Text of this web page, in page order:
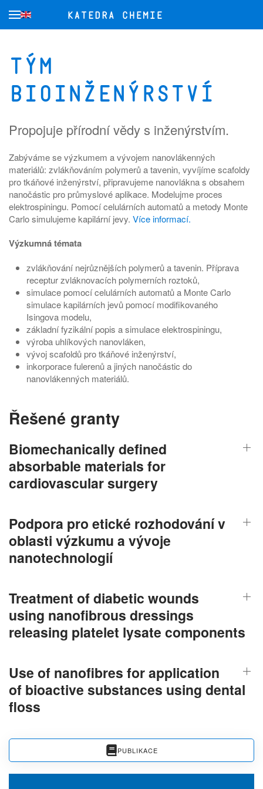
Přejít na hlavní obsah
Tým
Bioinženýrství
Propojuje přírodní vědy s inženýrstvím.
Zabýváme se výzkumem a vývojem nanovlákenných
materiálů: zvlákňováním polymerů a tavenin, vyvíjíme scafoldy
pro tkáňové inženýrství, připravujeme nanovlákna s obsahem
nanočástic pro průmyslové aplikace. Modelujme proces
elektrospiningu. Pomocí celulárních automatů a metody Monte
Carlo simulujeme kapilární jevy. Více informací.
Výzkumná témata
zvlákňování nejrůznějších polymerů a tavenin. Příprava
receptur zvláknovacích polymerních roztoků,
simulace pomocí celulárních automatů a Monte Carlo
simulace kapilárních jevů pomocí modifikovaného
Isingova modelu,
základní fyzikální popis a simulace elektrospiningu,
výroba uhlíkových nanovláken,
vývoj scafoldů pro tkáňové inženýrství,
inkorporace fulerenů a jiných nanočástic do
nanovlákenných materiálů.
Řešené granty
Biomechanically defined
absorbable materials for
cardiovascular surgery
Podpora pro etické rozhodování v
oblasti výzkumu a vývoje
nanotechnologií
Treatment of diabetic wounds
using nanofibrous dressings
releasing platelet lysate components
Use of nanofibres for application
of bioactive substances using dental
floss
PUBLIKACE